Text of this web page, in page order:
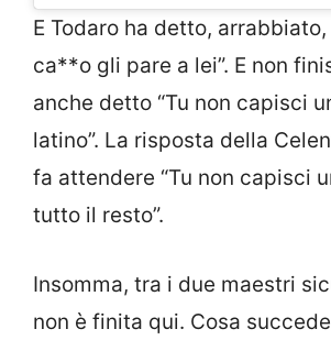
E Todaro ha detto, arrabbiato,
ca**o gli pare a lei”. E non
anche detto “Tu non capisci
latino”. La risposta della
fa attendere “Tu non capisci
tutto il resto”.
Insomma, tra i due maestri
non è finita qui. Cosa